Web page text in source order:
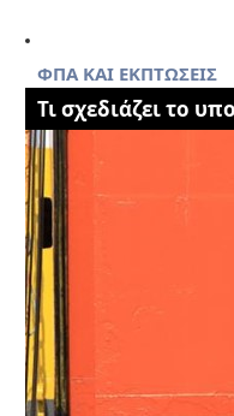
ΦΠΑ ΚΑΙ ΕΚΠΤΩΣΕΙΣ
Τι σχεδιάζει το